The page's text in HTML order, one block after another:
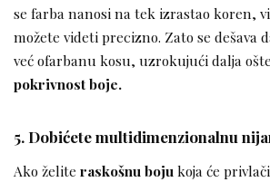
se farba nanosi na tek izrastao koren,
možete videti precizno. Zato se dešava
već ofarbanu kosu, uzrokujući dalja
pokrivnost boje.
5. Dobićete multidimenzionalnu
Ako želite raskošnu boju koja će